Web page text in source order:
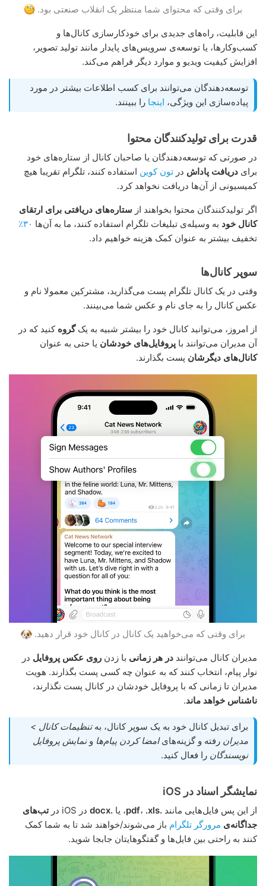
برای وقتی که محتوای شما منتظر یک انقلاب صنعتی بود.
این قابلیت، راه‌های جدیدی برای خودکارسازی کانال‌ها و
کسب‌وکارها، یا توسعه‌ی سرویس‌های پایدار مانند تولید تصویر،
افزایش کیفیت ویدیو و موارد دیگر فراهم می‌کند.
توسعه‌دهندگان می‌توانند برای کسب اطلاعات بیشتر در مورد
پیاده‌سازی این ویژگی، اینجا را ببینند.
قدرت برای تولیدکنندگان محتوا
در صورتی که توسعه‌دهندگان یا صاحبان کانال از ستاره‌های خود
برای دریافت پاداش در تون کوین استفاده کنند، تلگرام تقریبا هیچ
کمیسیونی از آن‌ها دریافت نخواهد کرد.
اگر تولیدکنندگان محتوا بخواهند از ستاره‌های دریافتی برای ارتقای
کانال خود به وسیله‌ی تبلیغات تلگرام استفاده کنند، ما به آن‌ها ۳۰٪
تخفیف بیشتر به عنوان کمک هزینه خواهیم داد.
سوپر کانال‌ها
وقتی در یک کانال تلگرام پست می‌گذارید، مشترکین معمولا نام و
عکس کانال را به جای نام و عکس شما می‌بینند.
از امروز، می‌توانید کانال خود را بیشتر شبیه به یکگروه کنید که در
آن مدیران می‌توانند با پروفایل‌های خودشان یا حتی به عنوان
کانال‌های دیگرشان پست بگذارند.
برای وقتی که می‌خواهید یک کانال در کانال خود قرار دهید.
مدیران کانال می‌توانند در هر زمانی با زدن روی عکس پروفایل در
نوار پیام، انتخاب کنند که به عنوان چه کسی پست بگذارند. هویت
مدیران تا زمانی که با پروفایل خودشان در کانال پست نگذارند،
ناشناس خواهد ماند.
برای تبدیل کانال خود به یک سوپر کانال، بهتنظیمات کانال >
مدیران رفته و گزینه‌هایامضا کردن پیام‌ها ونمایش پروفایل
نویسندگان را فعال کنید.
نمایشگر اسناد در iOS
از این پس فایل‌هایی مانند .pdf ، .xls ، یا .docx در iOS در
تب‌های
جداگانه‌ی مرورگر تلگرام باز می‌شوند/خواهند شد تا به شما کمک
کنند به راحتی بین فایل‌ها و گفتگوهایتان جابجا شوید.